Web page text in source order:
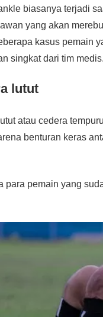
biasanya terjadi
yang akan
kasus pemain
singkat dari tim medis.
lutut
atau cedera
benturan keras
para pemain yang